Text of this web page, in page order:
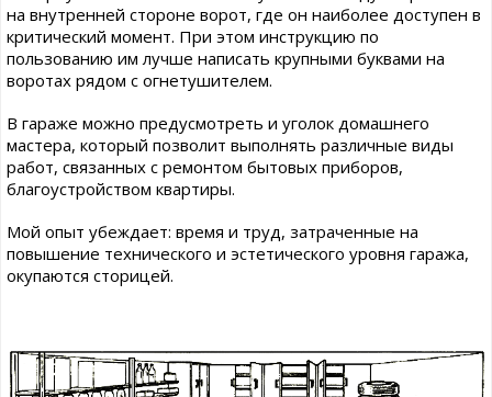
на внутренней стороне ворот, где он наиболее доступен в
критический момент. При этом инструкцию по
пользованию им лучше написать крупными буквами на
воротах рядом с огнетушителем.
В гараже можно предусмотреть и уголок домашнего
мастера, который позволит выполнять различные виды
работ, связанных с ремонтом бытовых приборов,
благоустройством квартиры.
Мой опыт убеждает: время и труд, затраченные на
повышение технического и эстетического уровня гаража,
окупаются сторицей.